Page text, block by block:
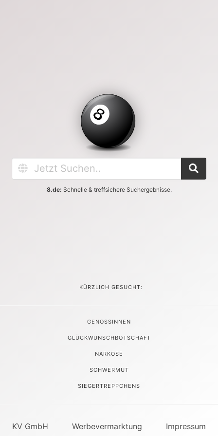
8.de: Schnelle & treffsichere Suchergebnisse.
KÜRZLICH GESUCHT:
GENOSSINNEN
GLÜCKWUNSCHBOTSCHAFT
NARKOSE
SCHWERMUT
SIEGERTREPPCHENS
KV GmbH Werbevermarktung Impressum